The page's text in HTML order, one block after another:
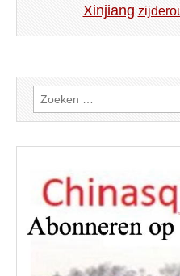
Xinjiang
Zoeken
naar: